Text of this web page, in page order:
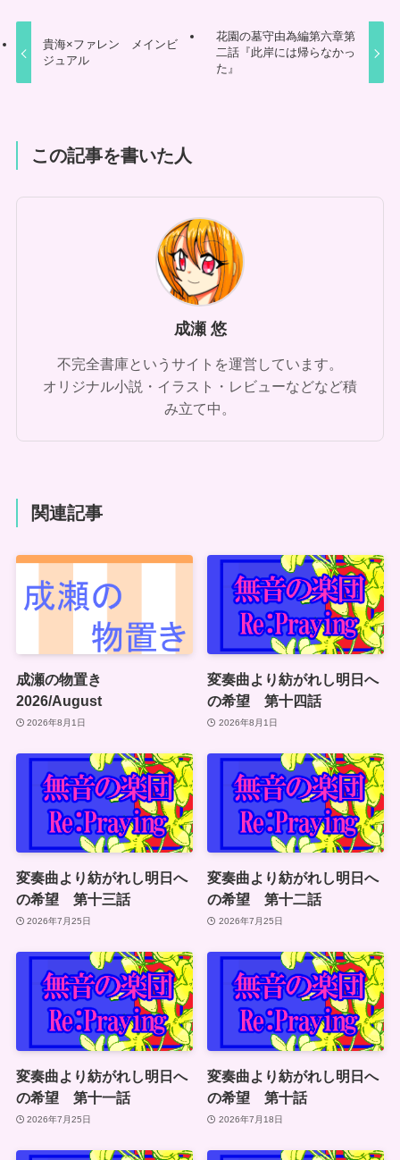
貴海×ファレン メインビ
ジュアル
花園の墓守由為編第六章第
二話『此岸には帰らなかっ
た』
この記事を書いた人
成瀬 悠
不完全書庫というサイトを運営しています。
オリジナル小説・イラスト・レビューなどなど積
み立て中。
関連記事
成瀬の物置き
2026/August
2026年8月1日
変奏曲より紡がれし明日へ
の希望 第十四話
2026年8月1日
変奏曲より紡がれし明日へ
の希望 第十三話
2026年7月25日
変奏曲より紡がれし明日へ
の希望 第十二話
2026年7月25日
変奏曲より紡がれし明日へ
の希望 第十一話
2026年7月25日
変奏曲より紡がれし明日へ
の希望 第十話
2026年7月18日